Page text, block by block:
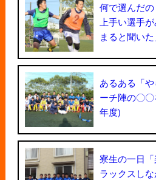
何で選んだ
上手い選手
まると聞い
あるある「
ーチ陣の〇
年度)
寮生の一日
ラックスしな